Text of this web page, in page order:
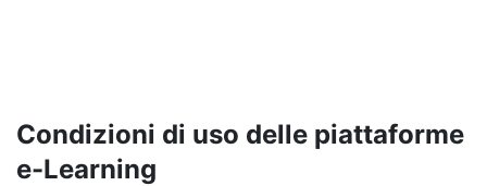
Condizioni di uso delle piattaforme
e-Learning